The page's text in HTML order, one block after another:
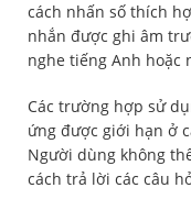
cách nhấn số thích
nhắn được ghi âm
nghe tiếng Anh hoặc
Các trường hợp sử
ứng được giới hạn ở
Người dùng không
cách trả lời các câu